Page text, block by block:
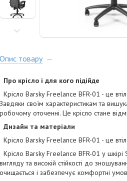
Опис товару
Про крісло і для кого підійде
Крісло Barsky Freelance BFR-01 - це
Завдяки своїм характеристикам та
робочому оточенні. Це крісло стане
Дизайн та матеріали
Крісло Barsky Freelance BFR-01 - це
Крісло Barsky Freelance BFR-01 у
вигляду та високій стійкості до
очищається і забезпечує комфортні